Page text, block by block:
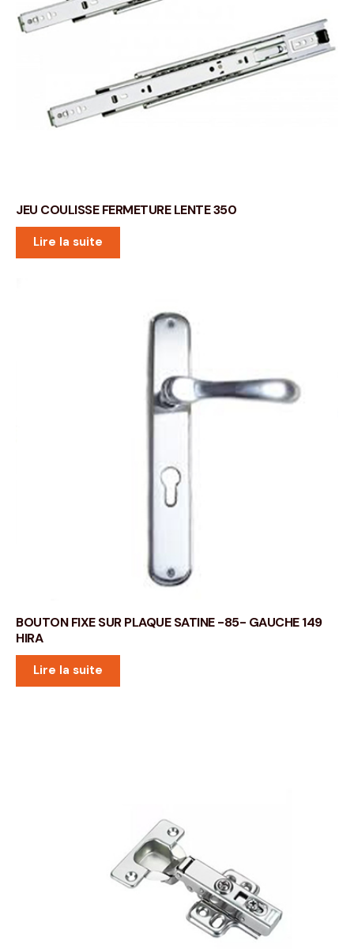
JEU COULISSE FERMETURE LENTE 350
Lire la suite
BOUTON FIXE SUR PLAQUE SATINE -85- GAUCHE 149
HIRA
Lire la suite